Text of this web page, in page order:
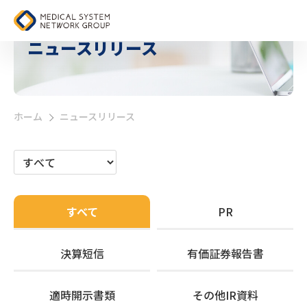
ニュースリリース
ホーム >
ニュースリリース
すべて PR
決算短信 有価証券報告書
適時開示書類 その他IR資料